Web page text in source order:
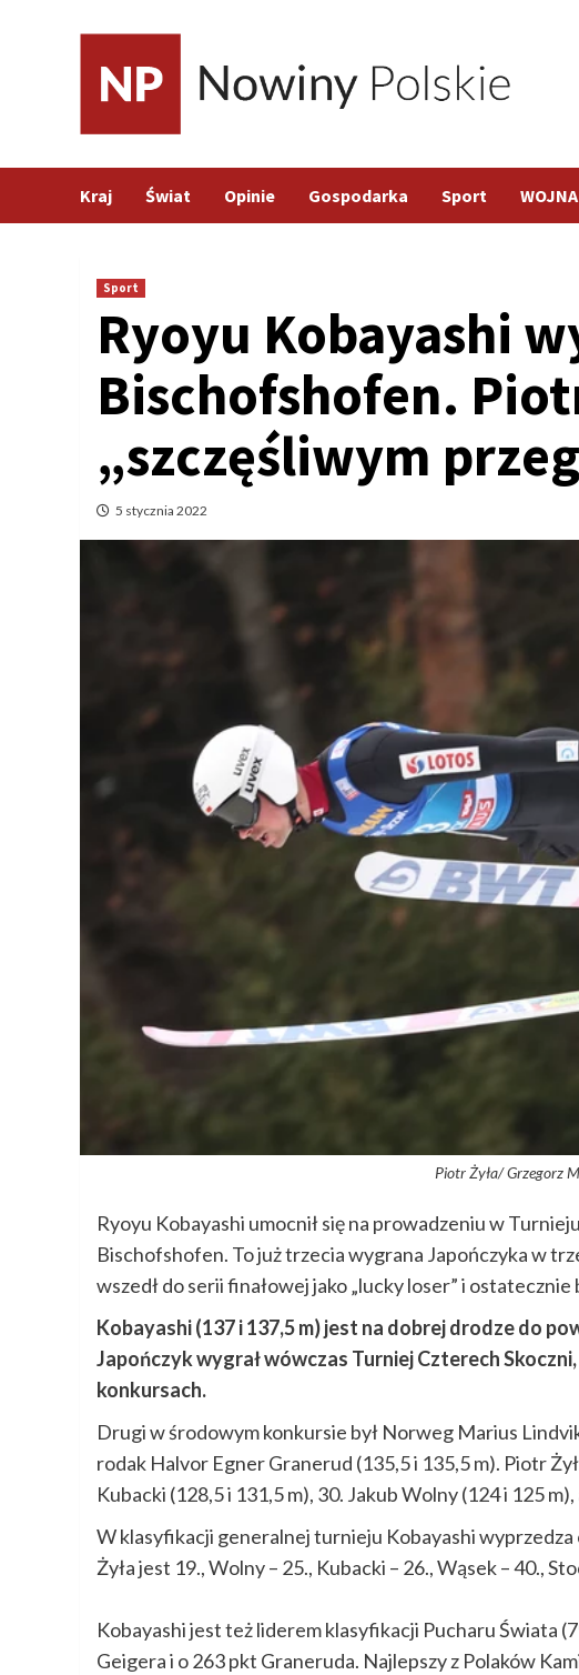
Kraj Świat Opinie Gospodarka Sport
Sport
Ryoyu Kobayashi
Bischofshofen.
„szczęśliwym
5 stycznia 2022
Piotr Żyła/ Grzegorz
Ryoyu Kobayashi umocnił się na prowadzeniu w
Bischofshofen. To już trzecia wygrana Japończyka w
wszedł do serii finałowej jako „lucky loser” i
Kobayashi (137 i 137,5 m) jest na dobrej drodze do
Japończyk wygrał wówczas Turniej Czterech
konkursach.
Drugi w środowym konkursie był Norweg Marius
rodak Halvor Egner Granerud (135,5 i 135,5 m). Piotr
Kubacki (128,5 i 131,5 m), 30. Jakub Wolny (124 i 125
W klasyfikacji generalnej turnieju Kobayashi
Żyła jest 19., Wolny – 25., Kubacki – 26., Wąsek – 40.,
Kobayashi jest też liderem klasyfikacji Pucharu Świata
Geigera i o 263 pkt Graneruda. Najlepszy z Polaków